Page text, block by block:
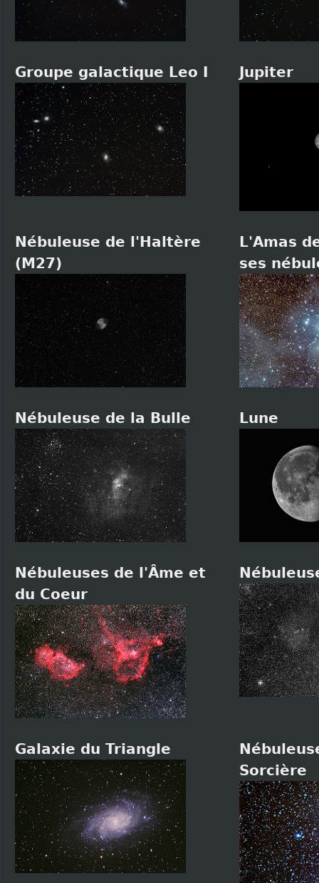
Groupe galactique Leo I Jupiter
Nébuleuse de l'Haltère
(M27)
L'Amas
ses
Nébuleuse de la Bulle Lune
Nébuleuses de l'Âme et
du Coeur
Galaxie du Triangle
Sorcière